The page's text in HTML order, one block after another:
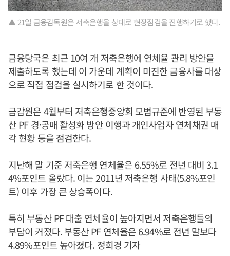
▲ 21일 금융감독원은 저축은행을 상대로 현장점검을 진행하기로 했다.
금융당국은 최근 10여 개 저축은행에 연체율 관리 방안을
제출하도록 했는데 이 가운데 계획이 미진한 금융사를 대상
으로 직접 점검을 실시하기로 한 것이다.
금감원은 4월부터 저축은행중앙회 모범규준에 반영된 부동
산 PF 경·공매 활성화 방안 이행과 개인사업자 연체채권 매
각 현황 등을 점검한다.
지난해 말 기준 저축은행 연체율은 6.55%로 전년 대비 3.1
4%포인트 올랐다. 이는 2011년 저축은행 사태(5.8%포인
트) 이후 가장 큰 상승폭이다.
특히 부동산 PF 대출 연체율이 높아지면서 저축은행들의
부담이 커졌다. 부동산 PF 연체율은 6.94%로 전년 말보다
4.89%포인트 높아졌다. 정희경 기자